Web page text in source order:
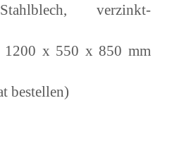
verzinkt-
1200 x 550 x 850 mm
bestellen)